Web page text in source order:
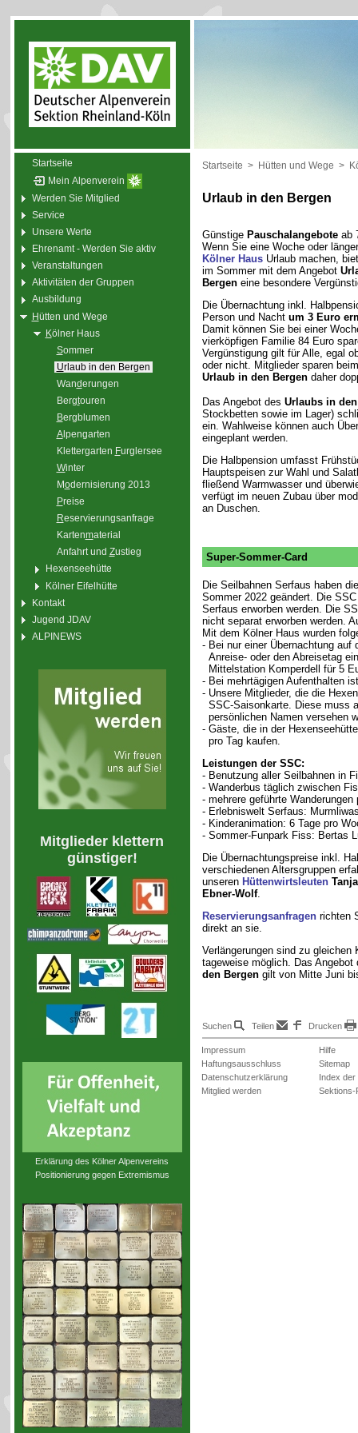
Startseite
Mein Alpenverein
Werden Sie Mitglied
Service
Unsere Werte
Ehrenamt - Werden Sie aktiv
Veranstaltungen
Aktivitäten der Gruppen
Ausbildung
Hütten und Wege
Kölner Haus
Sommer
Urlaub in den Bergen
Wanderungen
Bergtouren
Bergblumen
Alpengarten
Klettergarten Furglersee
Winter
Modernisierung 2013
Preise
Reservierungsanfrage
Kartenmaterial
Anfahrt und Zustieg
Hexenseehütte
Kölner Eifelhütte
Kontakt
Jugend JDAV
ALPINEWS
Mitglieder klettern
günstiger!
Erklärung des Kölner Alpenvereins
Positionierung gegen Extremismus
Startseite > Hütten und Wege >
Urlaub in den Bergen
Günstige Pauschalangeboteab
Wenn Sie eine Woche oder
Kölner HausUrlaub machen,
im Sommer mit dem Angebot
Bergeneine besondere
Die Übernachtung inkl.
Person und Nacht um 3 Euro
Damit können Sie bei einer
vierköpfigen Familie 84 Euro
Vergünstigung gilt für Alle, egal
oder nicht. Mitglieder sparen
Urlaub in den Bergendaher
Das Angebot des Urlaubs in
Stockbetten sowie im Lager)
ein. Wahlweise können auch
eingeplant werden.
Die Halbpension umfasst
Hauptspeisen zur Wahl und
fließend Warmwasser und
verfügt im neuen Zubau über
an Duschen.
Super-Sommer-Card
Die Seilbahnen Serfaus haben
Sommer 2022 geändert. Die
Serfaus erworben werden. Die
nicht separat erworben werden.
Mit dem Kölner Haus wurden
- Bei nur einer Übernachtung auf
Anreise- oder den Abreisetag
Mittelstation Komperdell für 5
- Bei mehrtägigen Aufenthalten
- Unsere Mitglieder, die die
SSC-Saisonkarte. Diese muss
persönlichen Namen versehen
- Gäste, die in der
pro Tag kaufen.
Leistungen der SSC:
- Benutzung aller Seilbahnen in
- Wanderbus täglich zwischen
- mehrere geführte
- Erlebniswelt Serfaus:
- Kinderanimation: 6 Tage pro
- Sommer-Funpark Fiss: Bertas
Die Übernachtungspreise inkl.
verschiedenen Altersgruppen
unseren Hüttenwirtsleuten
Ebner-Wolf.
Reservierungsanfragenrichten
direkt an sie.
Verlängerungen sind zu gleichen
tageweise möglich. Das
den Bergengilt von Mitte Juni
Suchen Teilen Drucken
Impressum
Haftungsausschluss
Datenschutzerklärung
Mitglied werden
Hilfe
Sitemap
Index der
Sektions-